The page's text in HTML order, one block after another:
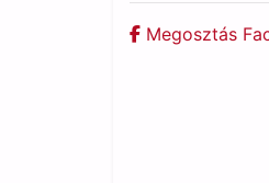
Megosztás